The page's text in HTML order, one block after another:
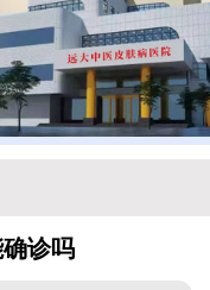
诊吗